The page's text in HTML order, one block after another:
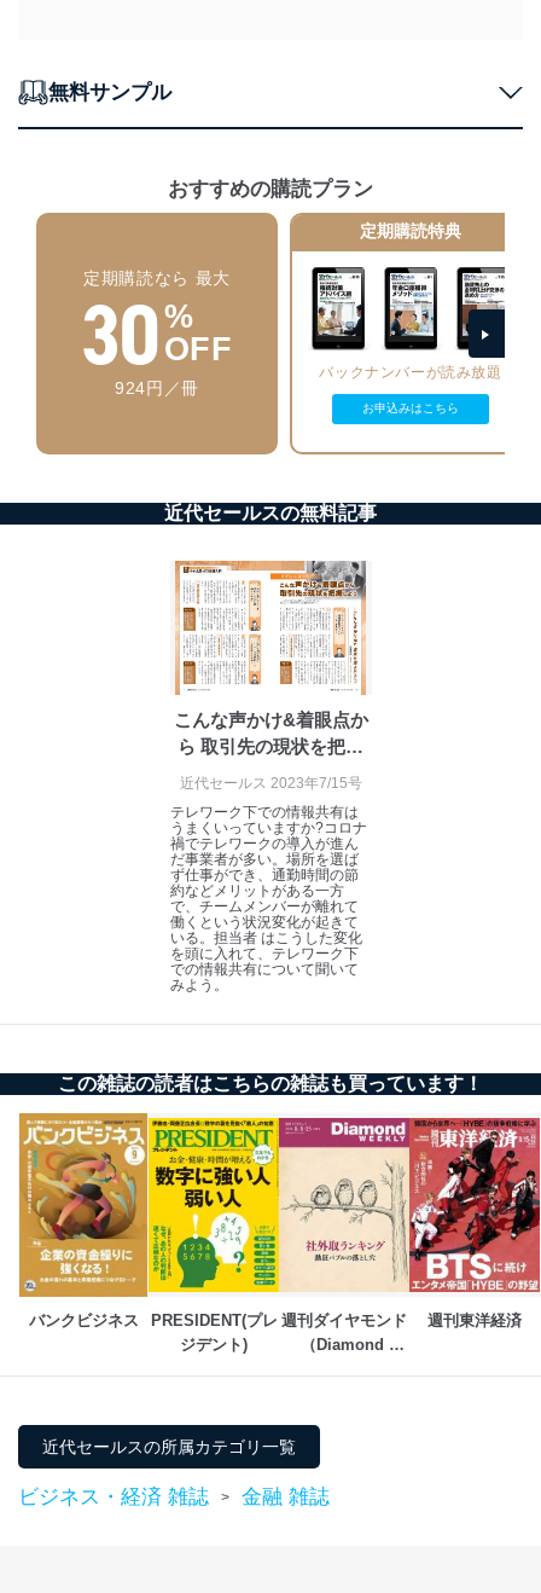
に、下記セキュリティ対策をはじめとする安全対策を実
正に努めます。
個人データを取り扱うことのできる機器及び当該
機器を取り扱う従業者を明確化し、 個人データへ
の不要なアクセスを防止しています。
アクセス者の識別と認証
機器に標準装備されているユーザー制御機能（ユ
ーザーアカウント制御）により、個人情報データ
ベース等を取り扱う情報システムを使用する従業
者を識別・認証しています。
個人データを取り扱う機器等のオペレーティング
ソフトウェア等を導入し、自動更新 機能等の活用
情報システムの使用に伴う漏洩等の防止
メール等により個人データの含まれるファイルを
送信する場合に、当該ファイルへのパスワードを
設定しています。
個人情報保護マネジメントシステムの継続的改善
当社は、内部監査及びマネジメントレビューの機会を通
じて、個人情報保護マネジメントシステムを継続的に改
善し、常に最良の状態を維持します。
苦情及び相談受付け窓口
貴殿の個人情報及び当社の個人情報保護マネジメントシ
ステムに関するご相談及び苦情については以下までご連
適切、かつ迅速に対応させていただきます。
株式会社富士山マガジンサービス 個人情報問い合わせ
e-mail：cs@fujisan.co.jp
改訂：2025年2月20日
制定：2005年4月1日
株式会社富士山マガジンサービス
代表取締役会長 西野 伸一郎
個人情報の取扱いについて
１．個人情報保護管理者
当社は以下の個人情報保護管理者を設置し、個人情報保
護管理者の責任のもと、個人情報を取得・アクセス・利
用・提供・管理いたします。
株式会社富士山マガジンサービス
代表取締役会長 西野 伸一郎
個人情報保護管理者: 経営管理グループディレクター 前
田 嘉也
無料サンプル
おすすめの購読プラン
定期購読なら 最大
30%
OFF
924円／冊
定期購読特典
バックナンバーが読み放題
お申込みはこちら
近代セールスの無料記事
こんな声かけ&着眼点か
ら 取引先の現状を把握
しよう
近代セールス 2023年7/15号
テレワーク下での情報共有は
うまくいっていますか?コロナ
禍でテレワークの導入が進ん
だ事業者が多い。場所を選ば
ず仕事ができ、通勤時間の節
約などメリットがある一方
で、チームメンバーが離れて
働くという状況変化が起きて
いる。担当者 はこうした変化
を頭に入れて、テレワーク下
での情報共有について聞いて
みよう。
この雑誌の読者はこちらの雑誌も買っています！
バンクビジネス
PRESIDENT(プレ
ジデント)
週刊ダイヤモンド
（Diamond
週刊東洋経済
近代セールスの所属カテゴリ一覧
ビジネス・経済 雑誌 > 金融 雑誌